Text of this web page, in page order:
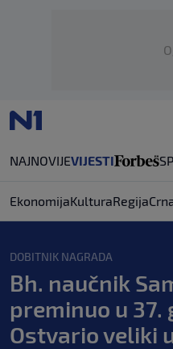
NAJNOVIJEVIJESTI
EkonomijaKulturaRegija
DOBITNIK NAGRADA
Bh. naučnik
preminuo u 37.
Ostvario veliki